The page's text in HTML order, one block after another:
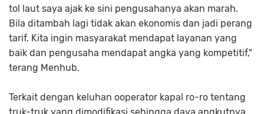
tol laut saya ajak ke sini pengusahanya akan marah.
Bila ditambah lagi tidak akan ekonomis dan jadi perang
tarif. Kita ingin masyarakat mendapat layanan yang
baik dan pengusaha mendapat angka yang kompetitif,"
terang Menhub.
Terkait dengan keluhan ooperator kapal ro-ro tentang